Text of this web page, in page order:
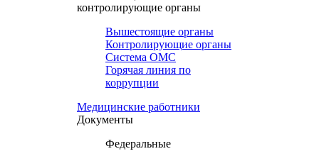
контролирующие органы
Вышестоящие органы
Контролирующие органы
Система ОМС
Горячая линия по
коррупции
Медицинские работники
Документы
Федеральные